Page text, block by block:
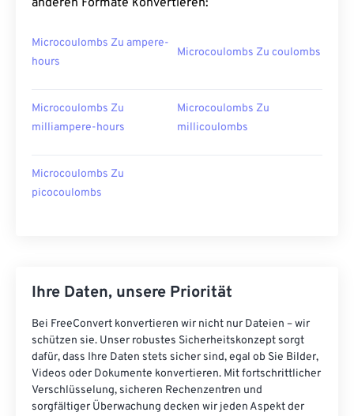
anderen Formate konvertieren:
Microcoulombs Zu ampere-
hours
Microcoulombs Zu coulombs
Microcoulombs Zu
milliampere-hours
Microcoulombs Zu
millicoulombs
Microcoulombs Zu
picocoulombs
Ihre Daten, unsere Priorität
Bei FreeConvert konvertieren wir nicht nur Dateien – wir
schützen sie. Unser robustes Sicherheitskonzept sorgt
dafür, dass Ihre Daten stets sicher sind, egal ob Sie Bilder,
Videos oder Dokumente konvertieren. Mit fortschrittlicher
Verschlüsselung, sicheren Rechenzentren und
sorgfältiger Überwachung decken wir jeden Aspekt der